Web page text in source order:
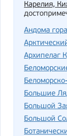
Карелия,
Андома гора
Архипелаг
Большие
Большой
Большой